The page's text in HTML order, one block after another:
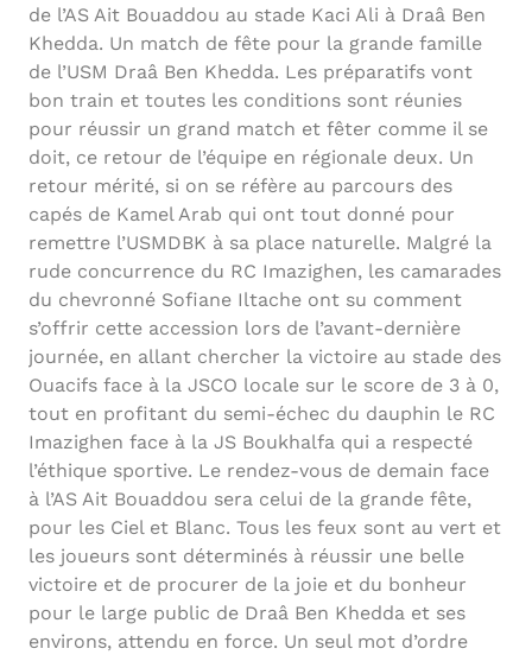
de l’AS Ait Bouaddou au stade Kaci Ali à Draâ Ben
Khedda. Un match de fête pour la grande famille
de l’USM Draâ Ben Khedda. Les préparatifs vont
bon train et toutes les conditions sont réunies
pour réussir un grand match et fêter comme il se
doit, ce retour de l’équipe en régionale deux. Un
retour mérité, si on se réfère au parcours des
capés de Kamel Arab qui ont tout donné pour
remettre l’USMDBK à sa place naturelle. Malgré la
rude concurrence du RC Imazighen, les camarades
du chevronné Sofiane Iltache ont su comment
s’offrir cette accession lors de l’avant-dernière
journée, en allant chercher la victoire au stade des
Ouacifs face à la JSCO locale sur le score de 3 à 0,
tout en profitant du semi-échec du dauphin le RC
Imazighen face à la JS Boukhalfa qui a respecté
l’éthique sportive. Le rendez-vous de demain face
à l’AS Ait Bouaddou sera celui de la grande fête,
pour les Ciel et Blanc. Tous les feux sont au vert et
les joueurs sont déterminés à réussir une belle
victoire et de procurer de la joie et du bonheur
pour le large public de Draâ Ben Khedda et ses
environs, attendu en force. Un seul mot d’ordre